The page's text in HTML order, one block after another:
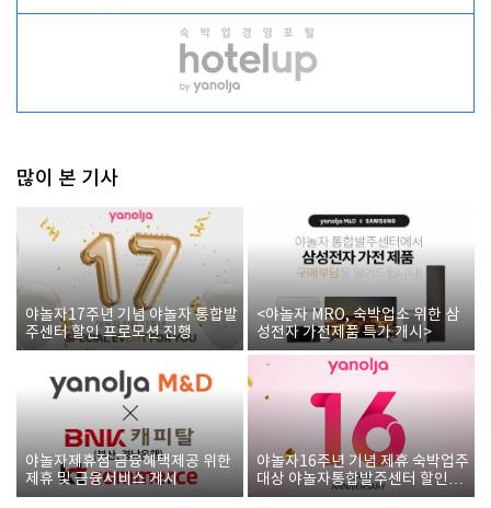
많이 본 기사
야놀자17주년 기념 야놀자 통합발
주센터 할인 프로모션 진행
<야놀자 MRO, 숙박업소 위한 삼
성전자 가전제품 특가 개시>
야놀자제휴점 금융혜택제공 위한
제휴 및 금융서비스 게시
야놀자16주년 기념 제휴 숙박업주
대상 야놀자통합발주센터 할인쿠
폰 증정